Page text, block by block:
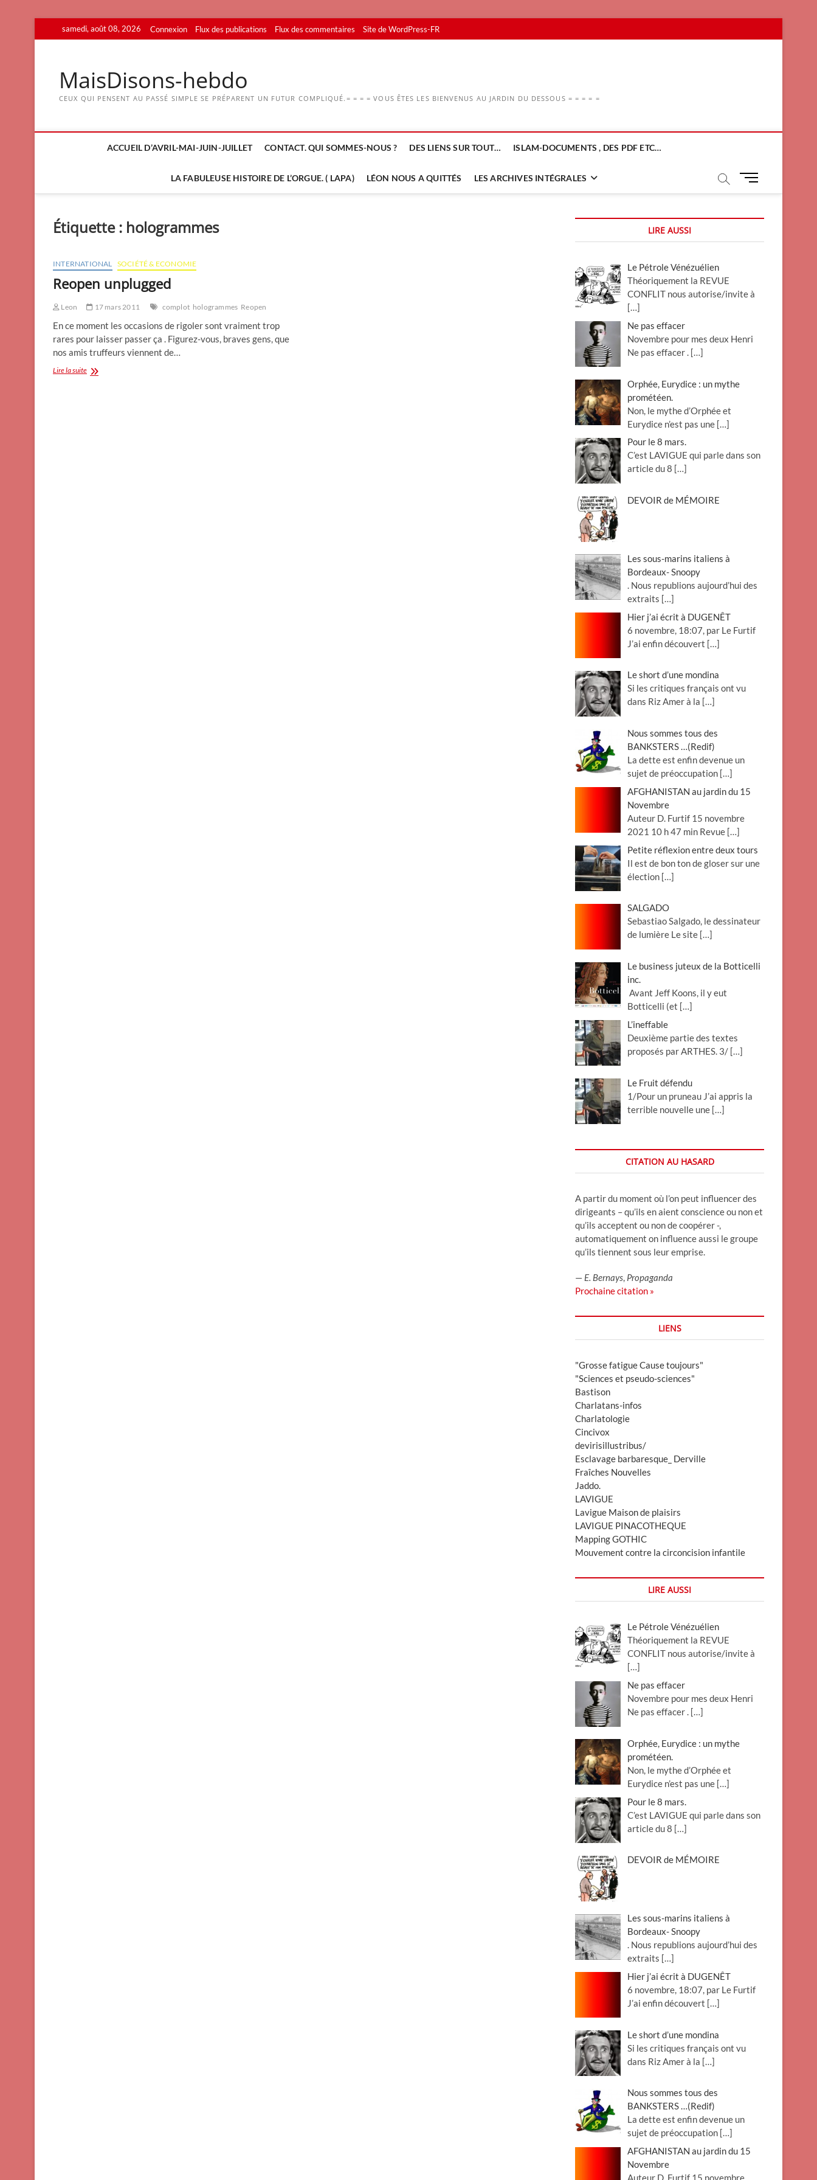
to
samedi, août 08, 2026 Connexion Flux des publications Flux des commentaires Site de WordPress-FR
MaisDisons-hebdo
CEUX QUI PENSENT AU PASSÉ SIMPLE SE PRÉPARENT UN FUTUR COMPLIQUÉ.= = = = VOUS ÊTES LES BIENVENUS AU JARDIN DU DESSOUS = = = = =
ACCUEIL D’AVRIL-MAI-JUIN-JUILLET CONTACT. QUI SOMMES-NOUS ? DES LIENS SUR TOUT… ISLAM-DOCUMENTS , DES PDF ETC…
LA FABULEUSE HISTOIRE DE L’ORGUE. ( LAPA) LÉON NOUS A QUITTÉS LES ARCHIVES INTÉGRALES
M
u
u
n
Étiquette : hologrammes
INTERNATIONAL SOCIÉTÉ & ECONOMIE
Reopen unplugged
Leon 17 mars 2011 complot hologrammes Reopen
En ce moment les occasions de rigoler sont vraiment trop
rares pour laisser passer ça . Figurez-vous, braves gens, que
nos amis truffeurs viennent de…
Lire la suiteReopen
LIRE AUSSI
Le Pétrole Vénézuélien
Théoriquement la REVUE
CONFLIT nous autorise/invite à
[…]
Ne pas effacer
Novembre pour mes deux Henri
Ne pas effacer . […]
Orphée, Eurydice : un mythe
prométéen.
Non, le mythe d’Orphée et
Eurydice n’est pas une […]
Pour le 8 mars.
C’est LAVIGUE qui parle dans son
article du 8 […]
DEVOIR de MÉMOIRE
Les sous-marins italiens à
Bordeaux- Snoopy
. Nous republions aujourd’hui des
extraits […]
Hier j’ai écrit à DUGENÊT
6 novembre, 18:07, par Le Furtif
J’ai enfin découvert […]
Le short d’une mondina
Si les critiques français ont vu
dans Riz Amer à la […]
Nous sommes tous des
BANKSTERS …(Redif)
La dette est enfin devenue un
sujet de préoccupation […]
AFGHANISTAN au jardin du 15
Novembre
Auteur D. Furtif 15 novembre
2021 10 h 47 min Revue […]
Petite réflexion entre deux tours
Il est de bon ton de gloser sur une
élection […]
SALGADO
Sebastiao Salgado, le dessinateur
de lumière Le site […]
Le business juteux de la Botticelli
inc.
Avant Jeff Koons, il y eut
Botticelli (et […]
L’ineffable
Deuxième partie des textes
proposés par ARTHES. 3/ […]
Le Fruit défendu
1/Pour un pruneau J’ai appris la
terrible nouvelle une […]
CITATION AU HASARD
A partir du moment où l’on peut influencer des
dirigeants – qu’ils en aient conscience ou non et
qu’ils acceptent ou non de coopérer -,
automatiquement on influence aussi le groupe
qu’ils tiennent sous leur emprise.
— E. Bernays, Propaganda
Prochaine citation »
LIENS
"Grosse fatigue Cause toujours"
"Sciences et pseudo-sciences"
Bastison
Charlatans-infos
Charlatologie
Cincivox
devirisillustribus/
Esclavage barbaresque_ Derville
Fraîches Nouvelles
Jaddo.
LAVIGUE
Lavigue Maison de plaisirs
LAVIGUE PINACOTHEQUE
Mapping GOTHIC
Mouvement contre la circoncision infantile
LIRE AUSSI
Le Pétrole Vénézuélien
Théoriquement la REVUE
CONFLIT nous autorise/invite à
[…]
Ne pas effacer
Novembre pour mes deux Henri
Ne pas effacer . […]
Orphée, Eurydice : un mythe
prométéen.
Non, le mythe d’Orphée et
Eurydice n’est pas une […]
Pour le 8 mars.
C’est LAVIGUE qui parle dans son
article du 8 […]
DEVOIR de MÉMOIRE
Les sous-marins italiens à
Bordeaux- Snoopy
. Nous republions aujourd’hui des
extraits […]
Hier j’ai écrit à DUGENÊT
6 novembre, 18:07, par Le Furtif
J’ai enfin découvert […]
Le short d’une mondina
Si les critiques français ont vu
dans Riz Amer à la […]
Nous sommes tous des
BANKSTERS …(Redif)
La dette est enfin devenue un
sujet de préoccupation […]
AFGHANISTAN au jardin du 15
Novembre
Auteur D. Furtif 15 novembre